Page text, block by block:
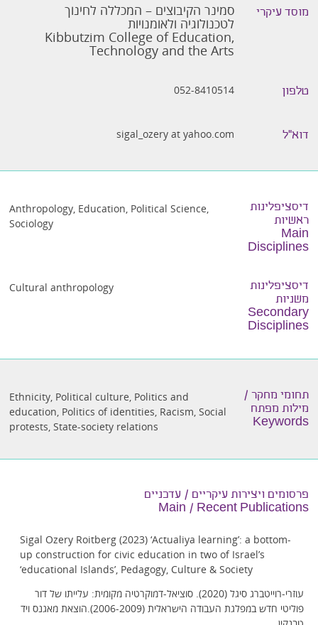
מוסד עיקרי סמינר הקיבוצים – המכללה לחינוך
לטכנולוגיה ולאומנויות
Kibbutzim College of Education,
Technology and the Arts
טלפון 052-8410514
דוא״ל sigal_ozery at yahoo.com
דיסציפלינות
ראשיות
Main
Disciplines
Anthropology Education Political Science
Sociology
דיסציפלינות
משניות
Secondary
Disciplines
Cultural anthropology
תחומי מחקר /
מילות מפתח
Keywords
Ethnicity Political culture Politics and
education Politics of identities Racism ,Social
protests ,State-society relations
פרסומים ויצירות עיקריים / עדכניים
Main / Recent Publications
Sigal Ozery Roitberg (2023) ‘Actualiya learning’: a bottom-
up construction for civic education in two of Israel’s
‘educational Islands’, Pedagogy, Culture & Society
עוזרי-רוייטברג סיגל (2020). סוציאל-דמוקרטיה מקומית: עלייתו של דור
פוליטי חדש במפלגת העבודה הישראלית (2006-2009).הוצאת מאגנס ויד